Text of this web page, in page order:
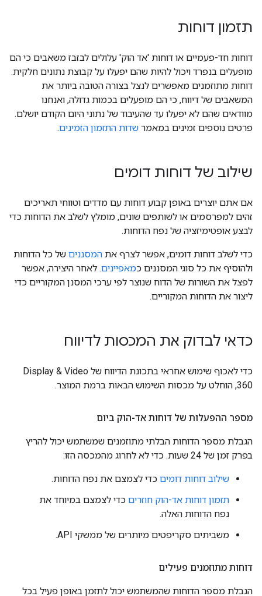
תזמון דוחות
דוחות חד-פעמיים או דוחות 'אד הוק' עלולים לבזבז משאבים כי הם
מופעלים בנפרד ויכול להיות שהם יפעלו על קבוצת נתונים חלקית.
דוחות מתוזמנים מאפשרים לנצל בצורה הטובה ביותר את
המשאבים של דיווח, כי הם מופעלים בכמות גדולה, ואנחנו
מוודאים שהם לא יפעלו עד שהעיבוד של נתוני היום הקודם יושלם.
פרטים נוספים זמינים במאמר שדות התזמון הזמינים.
שילוב של דוחות דומים
אם אתם יוצרים באופן קבוע דוחות עם מדדים וטווחי תאריכים
זהים למפרסמים או לשותפים שונים, מומלץ לשלב את הדוחות כדי
לבצע אופטימיזציה של נפח הדוחות.
כדי לשלב דוחות דומים, אפשר לצרף את המסננים של כל הדוחות
ולהוסיף את כל סוגי המסננים כמאפיינים. לאחר היצירה, אפשר
לפצל את השורות של הדוח שנוצר לפי ערכי המסנן המקוריים כדי
ליצור את הדוחות המקוריים.
כדאי לבדוק את המכסות לדיווח
כדי לאכוף שימוש אחראי בתכונת הדיווח של Display & Video
360, הוחלט על מכסות השימוש הבאות ברמת המוצר.
מספר ההפעלות של דוחות אד-הוק ביום
הגבלת מספר הדוחות הבלתי מתוזמנים שמשתמש יכול להריץ
בפרק זמן של 24 שעות. כדי לא לחרוג מהמכסה הזו:
שילוב דוחות דומים כדי לצמצם את נפח הדוחות.
תזמון דוחות אד-הוק חוזרים כדי לצמצם במיוחד את
נפח הדוחות האלה.
משביתים סקריפטים מיותרים של ממשקי API.
דוחות מתוזמנים פעילים
הגבלת מספר הדוחות שהמשתמש יכול לתזמן באופן פעיל בכל